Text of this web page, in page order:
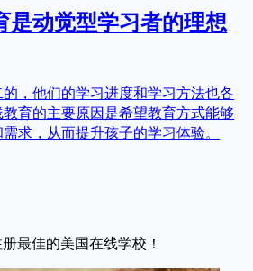
是动觉型学习者的理想
，他们的学习进度和学习方法也各
育的主要原因是希望教育方式能够
求，从而提升孩子的学习体验。
最佳的美国在线学校！